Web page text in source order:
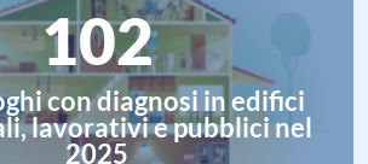
102
con diagnosi in edifici
lavorativi e pubblici nel
2025